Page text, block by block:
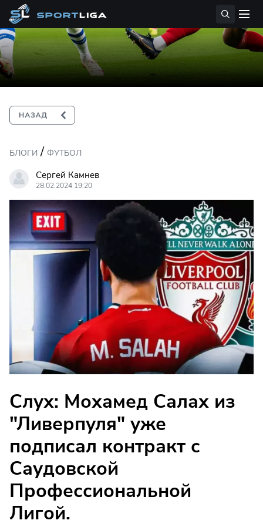
БЛОГИ / ФУТБОЛ
Сергей Камнев
28.02.2024 19:20
Слух: Мохамед Салах из
"Ливерпуля" уже
подписал контракт с
Саудовской
Профессиональной
Лигой.